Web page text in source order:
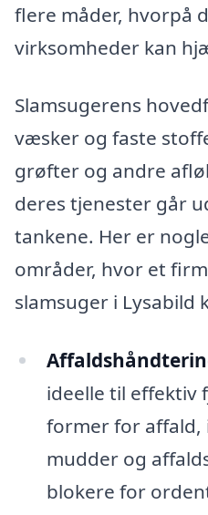
flere måder, hvorpå
virksomheder kan
Slamsugerens
væsker og faste
grøfter og andre
deres tjenester går
tankene. Her er
områder, hvor et
slamsuger i
ideelle til effektiv
former for affald,
mudder og
blokere for